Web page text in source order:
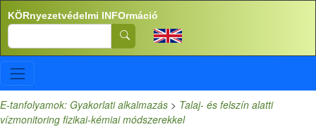
Ugrás a tartalomra
KÖRnyezetvédelmi INFOrmáció
Search
E-tanfolyamok: Gyakorlati alkalmazás > Talaj- és felszín alatti
vízmonitoring fizikai-kémiai módszerekkel